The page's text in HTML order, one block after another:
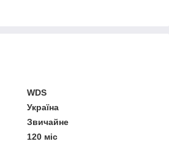
WDS
Україна
Звичайне
120 міс